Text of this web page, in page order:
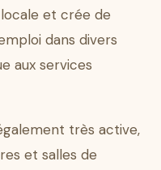
et crée de
dans divers
aux services
très active,
et salles de